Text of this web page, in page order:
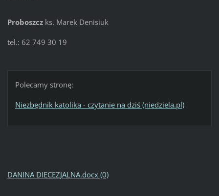
Proboszcz ks. Marek Denisiuk
tel.: 62 749 30 19
Polecamy stronę:
Niezbędnik katolika - czytanie na dziś (niedziela.pl)
DANINA DIECEZJALNA.docx (0)